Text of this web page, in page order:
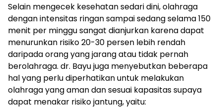
Selain mengecek kesehatan sedari dini, olahraga
dengan intensitas ringan sampai sedang selama 150
menit per minggu sangat dianjurkan karena dapat
menurunkan risiko 20-30 persen lebih rendah
daripada orang yang jarang atau tidak pernah
berolahraga. dr. Bayu juga menyebutkan beberapa
hal yang perlu diperhatikan untuk melakukan
olahraga yang aman dan sesuai kapasitas supaya
dapat menakar risiko jantung, yaitu: